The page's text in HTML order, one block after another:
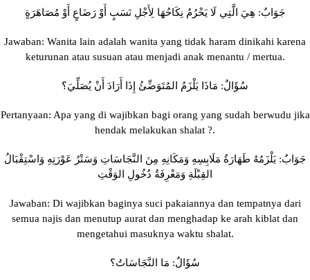
جَوَابٌ: هِيَ الَّتِي لَا يَحْرُمُ نِكَاحُهَا لِأَجْلِ نَسَبٍ أَوْ رَضَاعٍ أَوْ مُصَاهَرَةٍ
Jawaban: Wanita lain adalah wanita yang tidak haram dinikahi karena
keturunan atau susuan atau menjadi anak menantu / mertua.
سُؤَالٌ: مَاذَا يَلْزَمُ المُتَوَضِّئُ إِذَا أَرَادَ أَنْ يُصَلِّيَ؟
Pertanyaan: Apa yang di wajibkan bagi orang yang sudah berwudu jika
hendak melakukan shalat ?.
جَوَابٌ: يَلْزَمُهُ طَهَارَةُ مَلَابِسِهِ وَمَكَانِهِ مِنَ النَّجَاسَاتِ وَسَتْرُ عَوْرَتِهِ وَاسْتِقْبَالُ
القِبْلَةِ وَمَعْرِفَةُ دُخُولِ الوَقْتِ
Jawaban: Di wajibkan baginya suci pakaiannya dan tempatnya dari
semua najis dan menutup aurat dan menghadap ke arah kiblat dan
mengetahui masuknya waktu shalat.
سُؤَالٌ: مَا النَّجَاسَاتُ؟